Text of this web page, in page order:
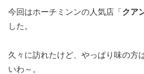
今回はホーチミンンの人気店「 クア
した。
久々に訪れたけど、やっぱり味の方
いわ～。